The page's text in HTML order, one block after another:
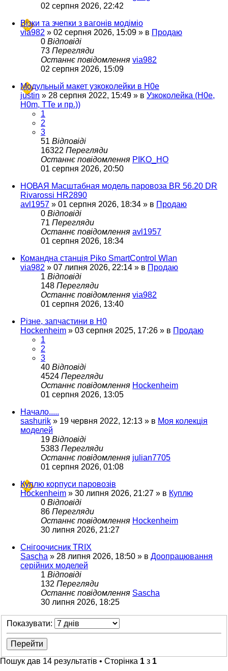
02 серпня 2026, 22:42
Візки та зчепки з вагонів модіміо
via982 » 02 серпня 2026, 15:09 » в Продаю
0 Відповіді
73 Перегляди
Останнє повідомлення via982
02 серпня 2026, 15:09
Модульный макет узкоколейки в H0e
justin » 28 серпня 2022, 15:49 » в Узкоколейка (H0e,
H0m, TTe и пр.))
1
2
3
51 Відповіді
16322 Перегляди
Останнє повідомлення PIKO_HO
01 серпня 2026, 20:50
НОВАЯ Масштабная модель паровоза BR 56.20 DR
Rivarossi HR2890
avl1957 » 01 серпня 2026, 18:34 » в Продаю
0 Відповіді
71 Перегляди
Останнє повідомлення avl1957
01 серпня 2026, 18:34
Командна станція Piko SmartControl Wlan
via982 » 07 липня 2026, 22:14 » в Продаю
1 Відповіді
148 Перегляди
Останнє повідомлення via982
01 серпня 2026, 13:40
Різне, запчастини в H0
Hockenheim » 03 серпня 2025, 17:26 » в Продаю
1
2
3
40 Відповіді
4524 Перегляди
Останнє повідомлення Hockenheim
01 серпня 2026, 13:05
Начало.....
sashurik » 19 червня 2022, 12:13 » в Моя колекція
моделей
19 Відповіді
5383 Перегляди
Останнє повідомлення julian7705
01 серпня 2026, 01:08
Куплю корпуси паровозів
Hockenheim » 30 липня 2026, 21:27 » в Куплю
0 Відповіді
86 Перегляди
Останнє повідомлення Hockenheim
30 липня 2026, 21:27
Снігоочисник TRIX
Sascha » 28 липня 2026, 18:50 » в Доопрацювання
серійних моделей
1 Відповіді
132 Перегляди
Останнє повідомлення Sascha
30 липня 2026, 18:25
Показувати:
Пошук дав 14 результатів • Сторінка 1 з 1